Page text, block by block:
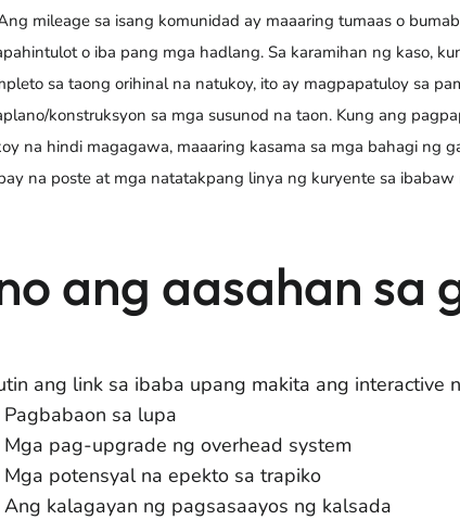
mileage sa isang komunidad ay maaaring tumaas o
o iba pang mga hadlang. Sa karamihan ng kaso,
sa taong orihinal na natukoy, ito ay magpapatuloy sa
konstruksyon sa mga susunod na taon. Kung ang
na hindi magagawa, maaaring kasama sa mga bahagi ng
na poste at mga natatakpang linya ng kuryente sa ibabaw
ang aasahan sa
ang link sa ibaba upang makita ang interactive
Pagbabaon sa lupa
Mga pag-upgrade ng overhead system
Mga potensyal na epekto sa trapiko
Ang kalagayan ng pagsasaayos ng kalsada